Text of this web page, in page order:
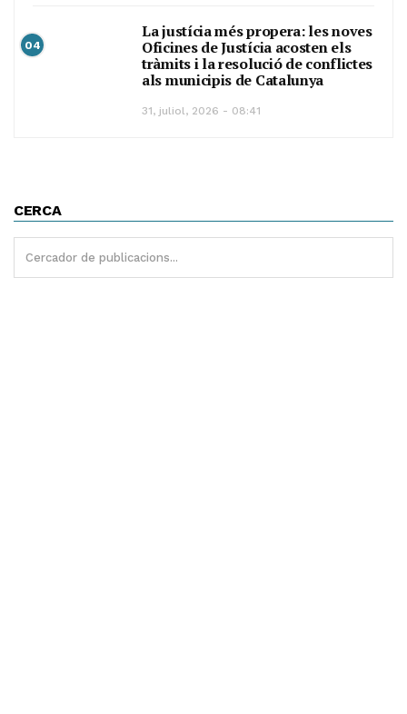
04
La justícia més propera: les noves
Oficines de Justícia acosten els
tràmits i la resolució de conflictes
als municipis de Catalunya
31, juliol, 2026 - 08:41
CERCA